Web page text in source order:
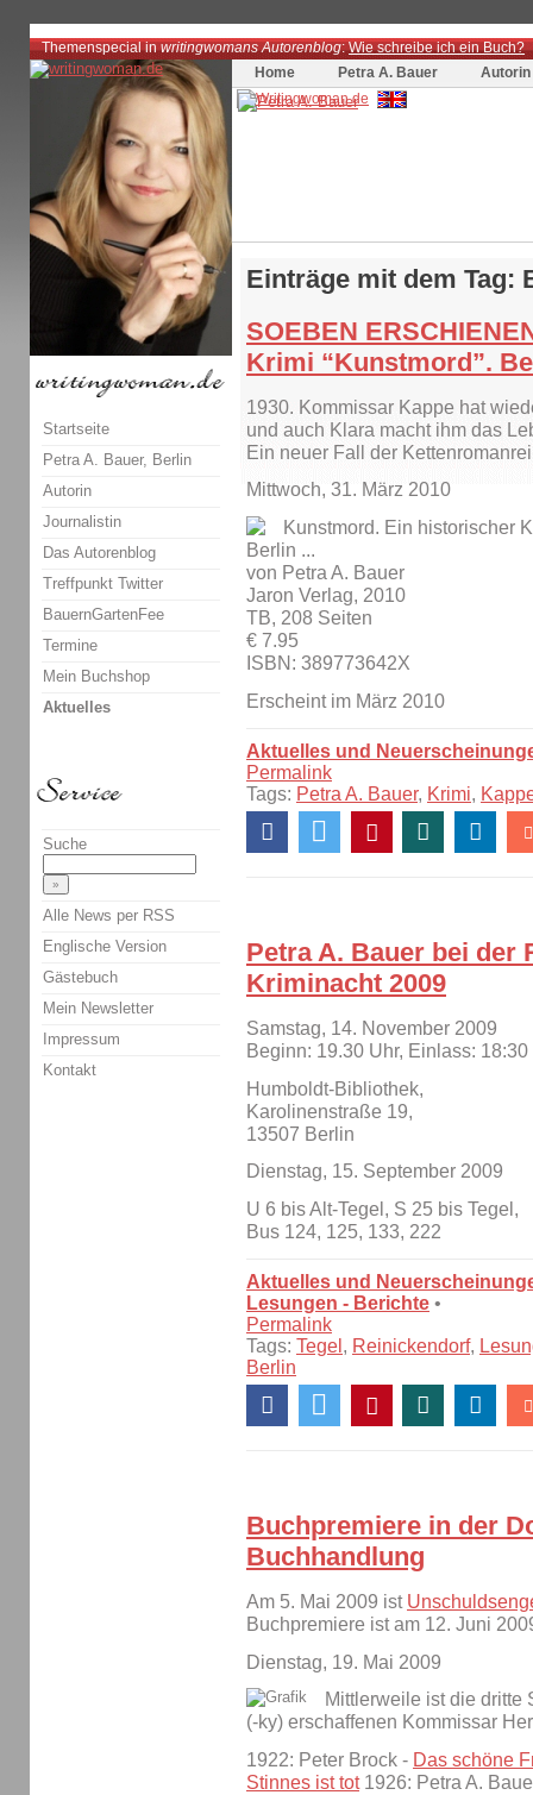
Themenspecial inwritingwomans Autorenblog:Wie schreibe ich ein Buch?
Home
Petra A. Bauer Autorin
Einträge mit dem Tag:
SOEBEN
Krimi “Kunstmord”.
1930. Kommissar Kappe hat
und auch Klara macht ihm das
Ein neuer Fall der
Mittwoch, 31. März 2010
Kunstmord. Ein historischer
Berlin ...
von Petra A. Bauer
Jaron Verlag, 2010
TB, 208 Seiten
€ 7.95
ISBN: 389773642X
Erscheint im März 2010
Aktuelles und
Permalink
Tags: Petra A. Bauer, Krimi,
Petra A. Bauer bei der
Kriminacht 2009
Samstag, 14. November 2009
Beginn: 19.30 Uhr, Einlass: 18:30
Humboldt-Bibliothek,
Karolinenstraße 19,
13507 Berlin
Dienstag, 15. September 2009
U 6 bis Alt-Tegel, S 25 bis Tegel,
Bus 124, 125, 133, 222
Aktuelles und
Lesungen - Berichte •
Permalink
Tags: Tegel , Reinickendorf,
Berlin
Buchpremiere in der
Buchhandlung
Am 5. Mai 2009 ist
Buchpremiere ist am 12. Juni
Dienstag, 19. Mai 2009
Mittlerweile ist die dritte
(-ky) erschaffenen Kommissar
1922: Peter Brock - Das schöne
Stinnes ist tot1926: Petra A.
Startseite
Petra A. Bauer, Berlin
Autorin
Journalistin
Das Autorenblog
Treffpunkt Twitter
BauernGartenFee
Termine
Mein Buchshop
Aktuelles
Suche
Alle News per RSS
Englische Version
Gästebuch
Mein Newsletter
Impressum
Kontakt